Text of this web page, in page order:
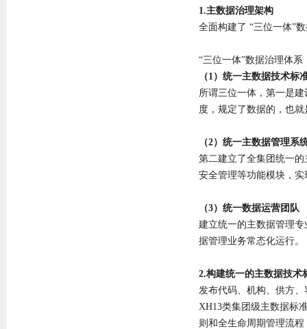
1.主数据治理架构
全面构建了 “三位一体”
“三位一体”数据治理体系
（1）统一主数据技术标
所谓三位一体，第一是
度，规定了数据的，也
（2）统一主数据管理系
第二建立了全集团统一
安全管理等功能模块，
（3）统一数据运营团队
建立统一的主数据管理
据管理业务常态化运行。
2.构建统一的主数据技术
发布代码、机构、供方
XH13类集团级主数据标
则和全生命周期管理流